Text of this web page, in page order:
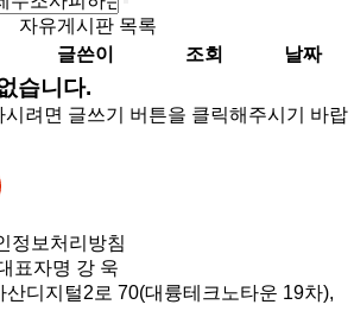
자유게시판 목록
글쓴이 조회 날짜
습니다.
려면 글쓰기 버튼을 클릭해주시기 바랍
정보처리방침
표자명 강 욱
산디지털2로 70(대륭테크노타운 19차),